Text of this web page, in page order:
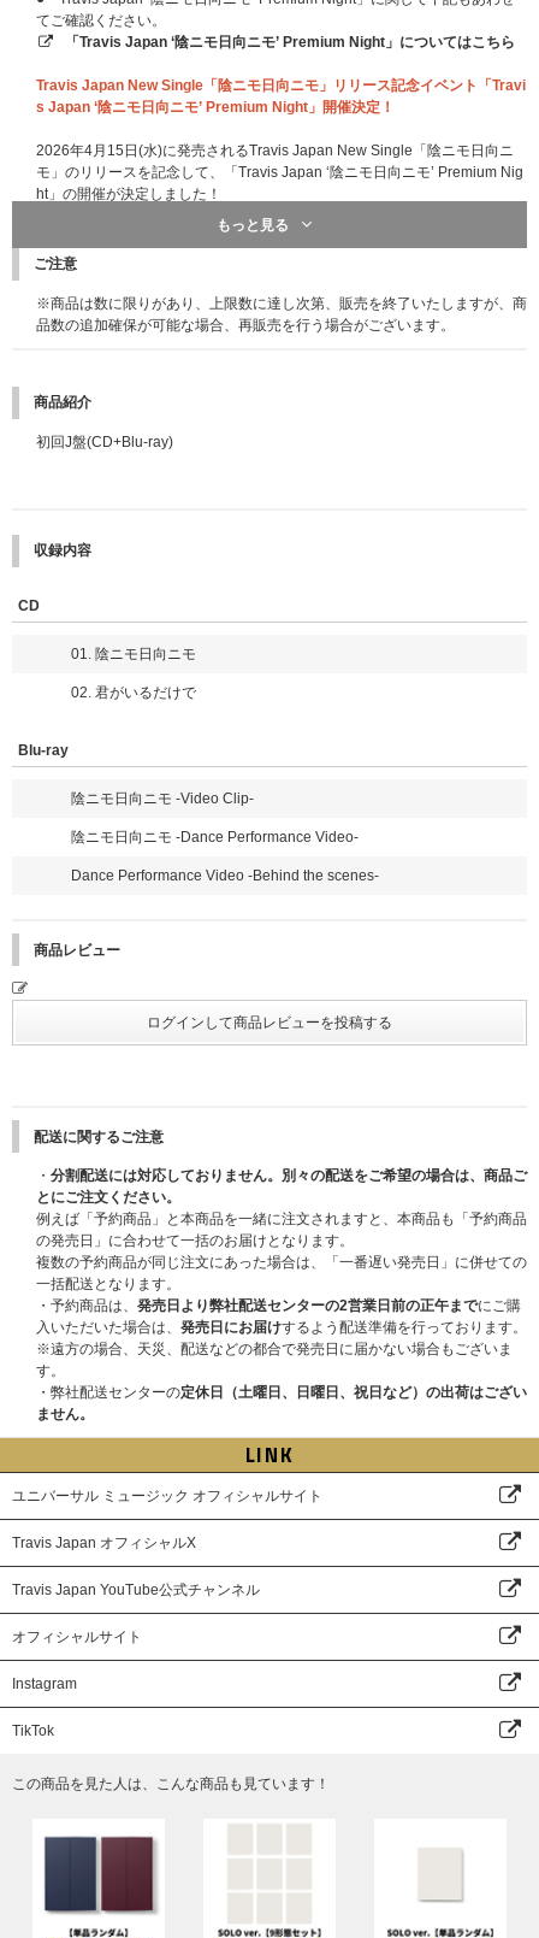
てご確認ください。
「Travis Japan ‘陰ニモ日向ニモ’ Premium Night」についてはこちら
Travis Japan New Single「陰ニモ日向ニモ」リリース記念イベント「Travi
s Japan ‘陰ニモ日向ニモ’ Premium Night」開催決定！
2026年4月15日(水)に発売されるTravis Japan New Single「陰ニモ日向ニ
モ」のリリースを記念して、「Travis Japan ‘陰ニモ日向ニモ’ Premium Nig
ht」の開催が決定しました！
シリアルナンバー1つにつき、1口ご応募いただけます。ご応募いただいた
方から抽選で「Travis Japan ‘陰ニモ日向ニモ’ Premium Night」へご招待い
たします。
「Travis Japan ‘陰ニモ日向ニモ’ Premium Night」詳細
【当選発表】2026年3月24日(火)12:00以降
※開催時間、受付時間、開催場所などの詳細は、ご当選者の方のみにご案内
いたします。
ナンバー付き】と記載のある【初回T盤】【初回J盤】【通常盤(初回プレ
ス)】のいずれかをご予約いただき、早期予約特典としてお渡しする応募用
ださい。
＜申込受付期間＞
⇒シリアルナンバー配布日時：2026年1月28日(水)17時以降順次
＜第2次＞2026年1月26日(月)0:00～2026年2月8日(日)23:59まで
※福井県GPS会場含む
＜配布方法＞
※対象商品1点ご予約につき、「シリアルナンバー」を1つ差し上げます。
マイページ通知についてはこちら
【ツアー会場でのご予約購入分について】
「Travis Japan Concert Tour 2026 's travelers」ツアー会場でのご予約分
も、早期予約特典のシリアルナンバー配付対象となります。
UNIVERSAL MUSIC STORE（GPS機能使用）でのご予約の場合は、対象商
品1枚ご予約購入につき、シリアルナンバー1点をオンライン上で配付いた
します。シリアルナンバーの配付日程など詳細は上記シリアルナンバー配布
日時にてご確認ください。
配付対象となる会場は以下の通りです。
・2026年1月4日(日)〜2026年1月7日(水)[神奈川県] 横浜アリーナ
・2026年2月7日(土)〜2026年2月8日(日)[福井県] サンドーム福井
・2026年2月21日(土)〜2026年2月22日(日)[北海道] 北海道立総合体育セン
ター（北海きたえーる）
約特典シリアルナンバーの配付はございませんので、ご注意ください。
【注意事項】
※【CDショップ別購入者特典】に加えて、早期予約特典をプレゼントいた
します。
典をプレゼントいたします。CDショップ別購入者特典は付きませんので予
めご了承ください。
※予約対象期間内にTravis Japan New Single「陰ニモ日向ニモ」をご予約
購入いただくと、早期予約特典としてシリアルナンバーを配付いたします。
方から抽選で「Travis Japan ‘陰ニモ日向ニモ’ Premium Night」へご招待い
たします。
※シリアルナンバーを複数お持ちの場合は、お持ちの数の分ご応募いただけ
※同一人物による複数アカウントでのご応募を確認した場合、ご応募を無効
ベント当日は、必ず下記の指定顔写真付き身分証明書の原本をいずれか1点
ご持参ください。詳細は、シリアルナンバーと一緒にご案内いたします特設
※当選されたご本人様一名に限りご参加いただくことができます。ご本人様
以外は、いかなる理由でもご参加できません。ご本人様に代わりご家族やご
もっと見る
ご注意
※商品は数に限りがあり、上限数に達し次第、販売を終了いたしますが、商
品数の追加確保が可能な場合、再販売を行う場合がございます。
商品紹介
初回J盤(CD+Blu-ray)
収録内容
CD
01. 陰ニモ日向ニモ
02. 君がいるだけで
Blu-ray
陰ニモ日向ニモ -Video Clip-
陰ニモ日向ニモ -Dance Performance Video-
Dance Performance Video -Behind the scenes-
商品レビュー
配送に関するご注意
・ 分割配送には対応しておりません。別々の配送をご希望の場合は、商品ご
とにご注文ください。
例えば「予約商品」と本商品を一緒に注文されますと、本商品も「予約商品
の発売日」に合わせて一括のお届けとなります。
複数の予約商品が同じ注文にあった場合は、「一番遅い発売日」に併せての
一括配送となります。
・予約商品は、 発売日より弊社配送センターの2営業日前の正午までにご購
入いただいた場合は、 発売日にお届けするよう配送準備を行っております。
※遠方の場合、天災、配送などの都合で発売日に届かない場合もございま
す。
・弊社配送センターの定休日（土曜日、日曜日、祝日など）の出荷はござい
ません。
LINK
ユニバーサル ミュージック オフィシャルサイト
Travis Japan オフィシャルX
Travis Japan YouTube公式チャンネル
オフィシャルサイト
Instagram
TikTok
この商品を見た人は、こんな商品も見ています！